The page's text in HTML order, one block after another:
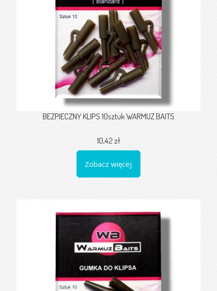
BEZPIECZNY KLIPS 10sztuk WARMUZ BAITS
10,42 zł
Zobacz więcej